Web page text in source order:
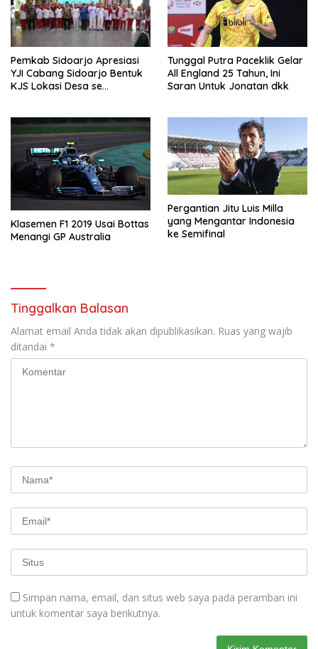
Pemkab Sidoarjo Apresiasi
YJI Cabang Sidoarjo Bentuk
KJS Lokasi Desa se
Tunggal Putra Paceklik Gelar
All England 25 Tahun, Ini
Saran Untuk Jonatan dkk
Klasemen F1 2019 Usai Bottas
Menangi GP Australia
Pergantian Jitu Luis Milla
yang Mengantar Indonesia
ke Semifinal
Tinggalkan Balasan
Alamat email Anda tidak akan dipublikasikan. Ruas yang wajib
ditandai *
Simpan nama, email, dan situs web saya pada peramban ini
untuk komentar saya berikutnya.